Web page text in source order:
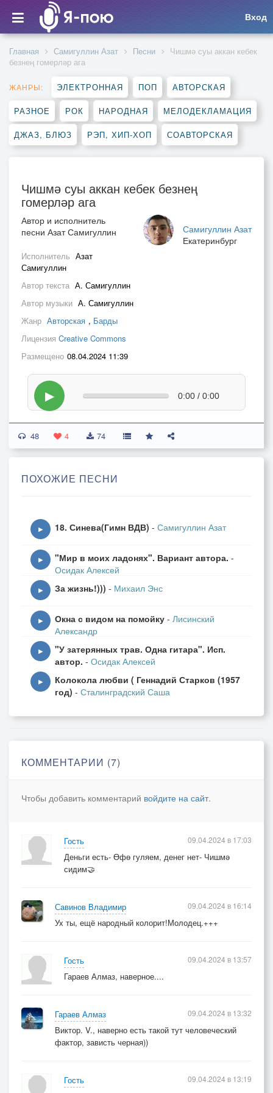
Вход
Главная Самигуллин Азат Песни
Чишмә суы аккан кебек
безнең гомерләр ага
ЖАНРЫ: ЭЛЕКТРОННАЯ ПОП АВТОРСКАЯ
РАЗНОЕ РОК НАРОДНАЯ МЕЛОДЕКЛАМАЦИЯ
ДЖАЗ, БЛЮЗ РЭП, ХИП-ХОП СОАВТОРСКАЯ
Чишмә суы аккан кебек безнең
гомерләр ага
Самигуллин Азат
Екатеринбург
Автор и исполнитель
песни Азат Самигуллин
Исполнитель Азат
Самигуллин
Автор текста А. Самигуллин
Автор музыки А. Самигуллин
Жанр Авторская , Барды
Лицензия Creative Commons
Размещено 08.04.2024 11:39
▶ 0:00 / 0:00
48 4 74
ПОХОЖИЕ ПЕСНИ
▶ 18. Синева(Гимн ВДВ) - Самигуллин Азат
▶ "Мир в моих ладонях". Вариант автора. -
Осидак Алексей
▶ За жизнь!))) - Михаил Энс
▶ Окна с видом на помойку - Лисинский
Александр
▶
"У затерянных трав. Одна гитара". Исп.
автор. - Осидак Алексей
▶
Колокола любви ( Геннадий Старков (1957
год) - Сталинградский Саша
КОММЕНТАРИИ (7)
Чтобы добавить комментарий войдите на сайт.
Гость
Деньги есть- Өфө гуляем, денег нет- Чишмә
сидим🤝
09.04.2024 в 17:03
Савинов Владимир
Ух ты, ещё народный колорит!Молодец.+++
09.04.2024 в 16:14
Гость
Гараев Алмаз, наверное....
09.04.2024 в 13:57
Гараев Алмаз
Виктор. V., наверно есть такой тут человеческий
фактор, зависть черная))
09.04.2024 в 13:32
Гость
09.04.2024 в 13:19